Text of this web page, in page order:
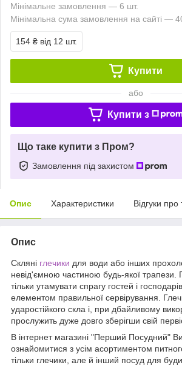
Мінімальне замовлення — 6 шт.
Мінімальна сума замовлення на сайті —
154 ₴ від 12 шт.
Купити
або
Купити з
Що таке купити з Пром?
Замовлення під захистом
Опис Характеристики Відгуки про
Опис
Скляні глечики для води або інших
невід'ємною частиною будь-якої
тільки утамувати спрагу гостей і
елементом правильної сервірування.
ударостійкого скла і, при дбайливому
прослужить дуже довго зберігши свій
В інтернет магазині "Перший Посудний"
ознайомитися з усім асортиментом
тільки глечики, але й інший посуд для